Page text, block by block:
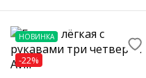
НОВИНКА
-22%